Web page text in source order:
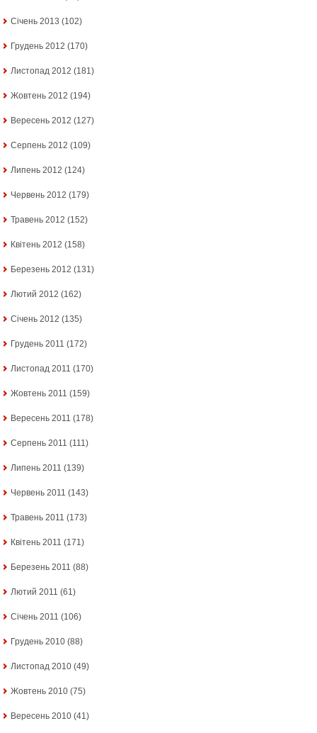
Січень 2013 (102)
Грудень 2012 (170)
Листопад 2012 (181)
Жовтень 2012 (194)
Вересень 2012 (127)
Серпень 2012 (109)
Липень 2012 (124)
Червень 2012 (179)
Травень 2012 (152)
Квітень 2012 (158)
Березень 2012 (131)
Лютий 2012 (162)
Січень 2012 (135)
Грудень 2011 (172)
Листопад 2011 (170)
Жовтень 2011 (159)
Вересень 2011 (178)
Серпень 2011 (111)
Липень 2011 (139)
Червень 2011 (143)
Травень 2011 (173)
Квітень 2011 (171)
Березень 2011 (88)
Лютий 2011 (61)
Січень 2011 (106)
Грудень 2010 (88)
Листопад 2010 (49)
Жовтень 2010 (75)
Вересень 2010 (41)